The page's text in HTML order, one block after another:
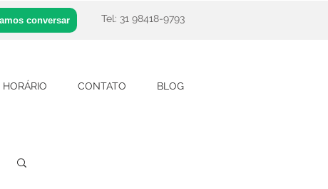
conversar Tel: 31 98418-9793
CONTATO BLOG